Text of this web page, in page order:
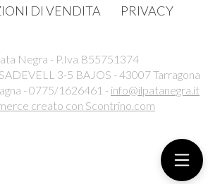
DI VENDITA
PRIVACY
Negra - P.Iva B55751374
3-5 BAJOS - 43007 Tarragona
- 0775/1626461 - info@ilpatanegra.it
creato con Scontrino.com